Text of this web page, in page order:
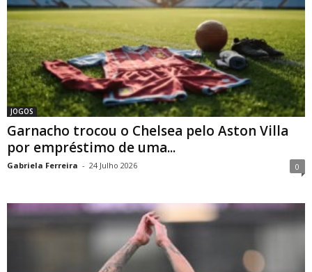
JOGOS
Garnacho trocou o Chelsea pelo Aston Villa
por empréstimo de uma...
Gabriela Ferreira - 24 Julho 2026 0